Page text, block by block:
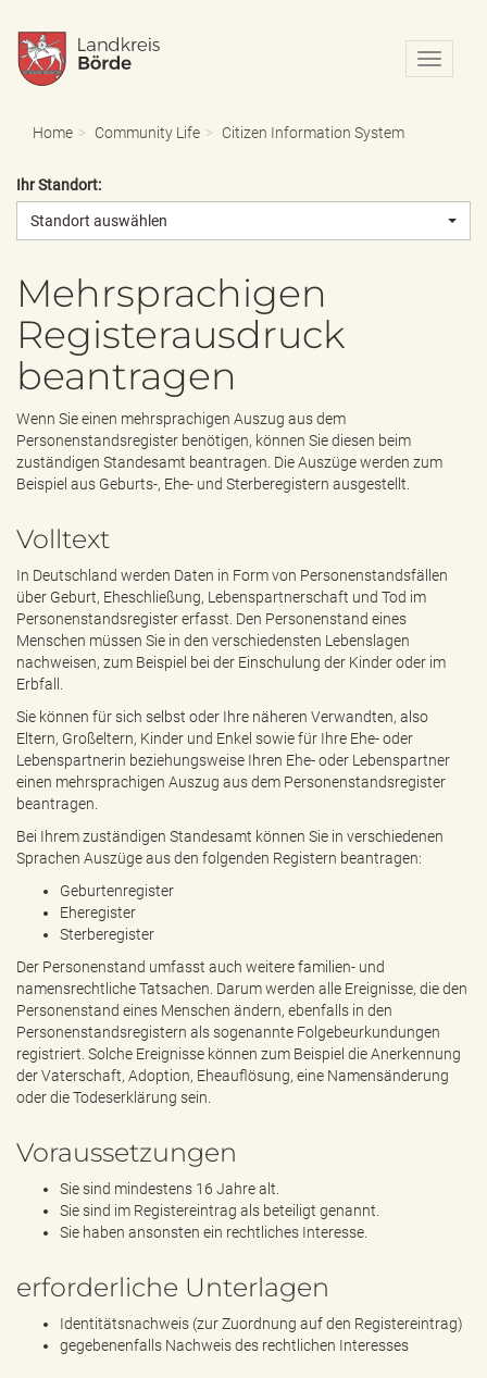
N
a
o
l
n
Home Community Life Citizen Information System
Ihr Standort:
Standort auswählen
Mehrsprachigen
Registerausdruck
beantragen
Wenn Sie einen mehrsprachigen Auszug aus dem
Personenstandsregister benötigen, können Sie diesen beim
zuständigen Standesamt beantragen. Die Auszüge werden zum
Beispiel aus Geburts-, Ehe- und Sterberegistern ausgestellt.
Volltext
In Deutschland werden Daten in Form von Personenstandsfällen
über Geburt, Eheschließung, Lebenspartnerschaft und Tod im
Personenstandsregister erfasst. Den Personenstand eines
Menschen müssen Sie in den verschiedensten Lebenslagen
nachweisen, zum Beispiel bei der Einschulung der Kinder oder im
Erbfall.
Sie können für sich selbst oder Ihre näheren Verwandten, also
Eltern, Großeltern, Kinder und Enkel sowie für Ihre Ehe- oder
Lebenspartnerin beziehungsweise Ihren Ehe- oder Lebenspartner
einen mehrsprachigen Auszug aus dem Personenstandsregister
beantragen.
Bei Ihrem zuständigen Standesamt können Sie in verschiedenen
Sprachen Auszüge aus den folgenden Registern beantragen:
Geburtenregister
Eheregister
Sterberegister
Der Personenstand umfasst auch weitere familien- und
namensrechtliche Tatsachen. Darum werden alle Ereignisse, die den
Personenstand eines Menschen ändern, ebenfalls in den
Personenstandsregistern als sogenannte Folgebeurkundungen
registriert. Solche Ereignisse können zum Beispiel die Anerkennung
der Vaterschaft, Adoption, Eheauflösung, eine Namensänderung
oder die Todeserklärung sein.
Voraussetzungen
Sie sind mindestens 16 Jahre alt.
Sie sind im Registereintrag als beteiligt genannt.
Sie haben ansonsten ein rechtliches Interesse.
erforderliche Unterlagen
Identitätsnachweis (zur Zuordnung auf den Registereintrag)
gegebenenfalls Nachweis des rechtlichen Interesses